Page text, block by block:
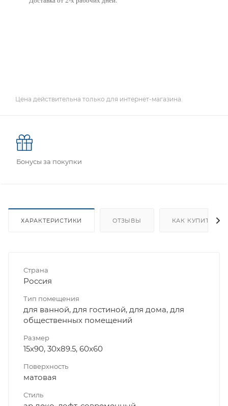
Цена действительна только для интернет-магазина.
Бонусы за покупки
ХАРАКТЕРИСТИКИ ОТЗЫВЫ КАК КУПИТЬ
Страна
Россия
Тип помещения
для ванной, для гостиной, для дома, для
общественных помещений
Размер
15x90, 30x89.5, 60x60
Поверхность
матовая
Стиль